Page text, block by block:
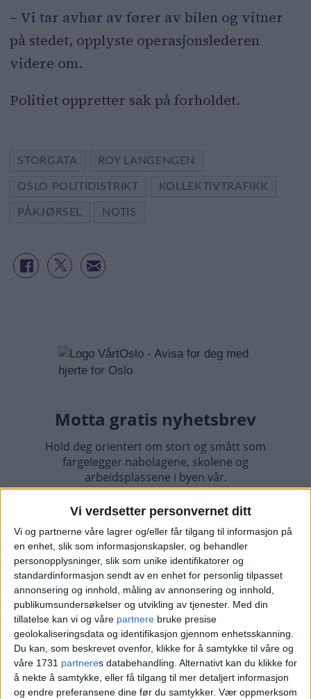
Vi verdsetter personvernet ditt
Vi og partnerne våre lagrer og/eller får tilgang til informasjon på
en enhet, slik som informasjonskapsler, og behandler
personopplysninger, slik som unike identifikatorer og
standardinformasjon sendt av en enhet for personlig tilpasset
annonsering og innhold, måling av annonsering og innhold,
publikumsundersøkelser og utvikling av tjenester. Med din
tillatelse kan vi og våre partnere bruke presise
geolokaliseringsdata og identifikasjon gjennom enhetsskanning.
Du kan, som beskrevet ovenfor, klikke for å samtykke til våre og
våre 1731 partneres databehandling. Alternativt kan du klikke for
å nekte å samtykke, eller få tilgang til mer detaljert informasjon
og endre preferansene dine før du samtykker. Vær oppmerksom
– Vi tar avhør av fører av bilen og vitner
på stedet, opplyste operasjonslederen
videre om.
Politiet oppretter sak på forholdet.
STORGATA ROY LANGENGEN
OSLO POLITIDISTRIKT KOLLEKTIVTRAFIKK
PÅKJØRSEL NOTIS